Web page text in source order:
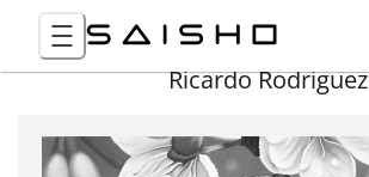
Ricardo Rodriguez